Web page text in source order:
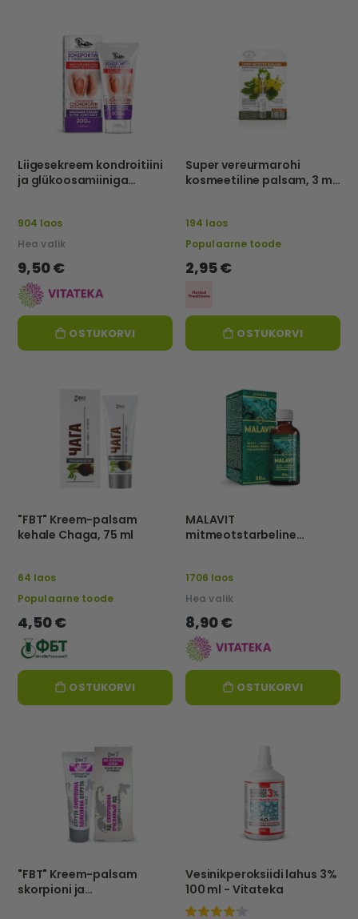
Liigesekreem kondroitiini
ja glükoosamiiniga
904 laos
Hea valik
9,50 €
OSTUKORVI
Super vereurmarohi
kosmeetiline palsam, 3 ml
194 laos
Populaarne toode
2,95 €
OSTUKORVI
"FBT" Kreem-palsam
kehale Chaga, 75 ml
64 laos
Populaarne toode
4,50 €
OSTUKORVI
MALAVIT
mitmeotstarbeline
1706 laos
Hea valik
8,90 €
OSTUKORVI
"FBT" Kreem-palsam
skorpioni ja
Vesinikperoksiidi lahus 3%
100 ml - Vitateka